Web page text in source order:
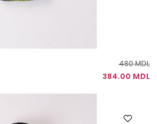
480 MDL
384.00 MDL